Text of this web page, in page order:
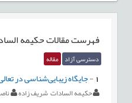
فهرست مقالاتحکیمه
دسترسی آزاد مقاله
-جایگاه زیبایی‌شناسی در
حکیمه السادات شریف زاده